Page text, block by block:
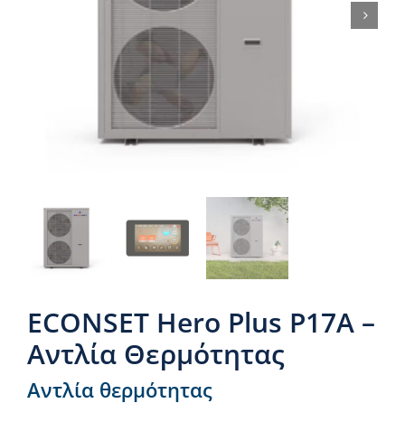
ECONSET Hero Plus P17A –
Αντλία Θερμότητας
Αντλία θερμότητας